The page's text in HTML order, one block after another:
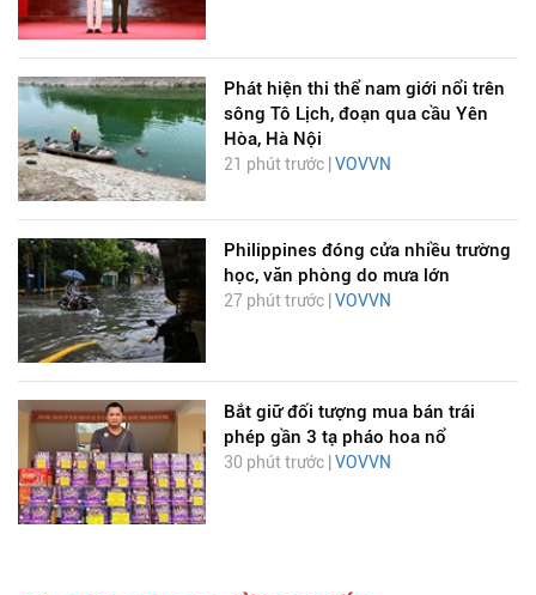
Phát hiện thi thể nam giới nổi trên
sông Tô Lịch, đoạn qua cầu Yên
Hòa, Hà Nội
21 phút trước | VOVVN
Philippines đóng cửa nhiều trường
học, văn phòng do mưa lớn
27 phút trước | VOVVN
Bắt giữ đối tượng mua bán trái
phép gần 3 tạ pháo hoa nổ
30 phút trước | VOVVN